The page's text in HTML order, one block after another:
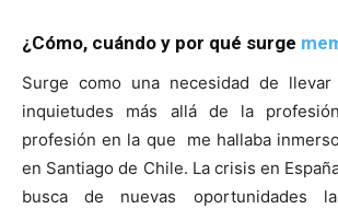
¿Cómo, cuándo y por qué surge
Surge como una necesidad de
inquietudes más allá de la
profesión en la que me hallaba
en Santiago de Chile. La crisis en
busca de nuevas oportunidades